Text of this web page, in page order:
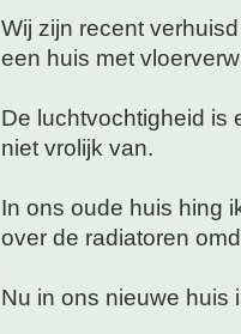
Wij zijn recent
een huis met
De luchtvochtigheid is
niet vrolijk van.
In ons oude huis hing
over de radiatoren
Nu in ons nieuwe huis